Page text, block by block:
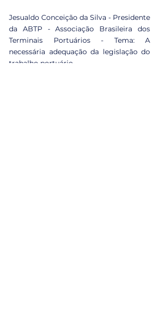
Jesualdo Conceição da Silva - Presidente
da ABTP - Associação Brasileira dos
Terminais Portuários - Tema: A
necessária adequação da legislação do
trabalho portuário.